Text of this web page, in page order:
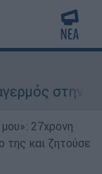
στην
27χρονη
της και ζητούσε